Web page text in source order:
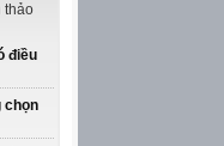
thảo
điều
chọn